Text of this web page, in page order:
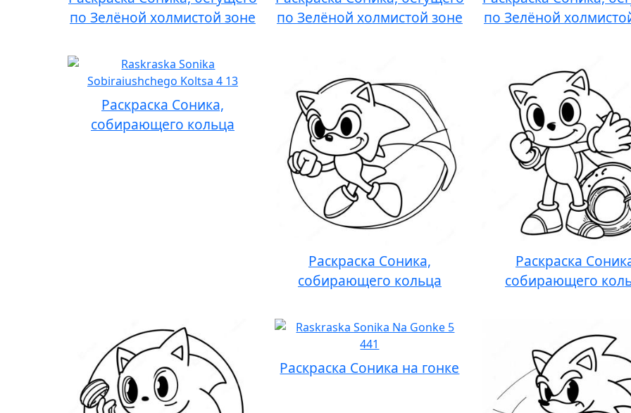
по Зелёной холмистой зоне
по Зелёной холмистой зоне
по Зелёной
Раскраска Соника,
собирающего кольца
Раскраска Соника,
собирающего кольца
Раскраска
собирающего
Раскраска Соника на гонке